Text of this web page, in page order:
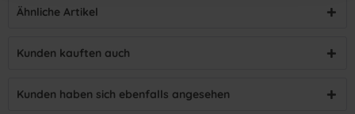
Ähnliche Artikel
Kunden kauften auch
Kunden haben sich ebenfalls angesehen